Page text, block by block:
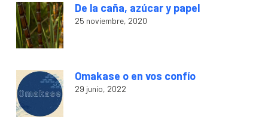
De la caña, azúcar y papel
25 noviembre, 2020
Omakase o en vos confío
29 junio, 2022